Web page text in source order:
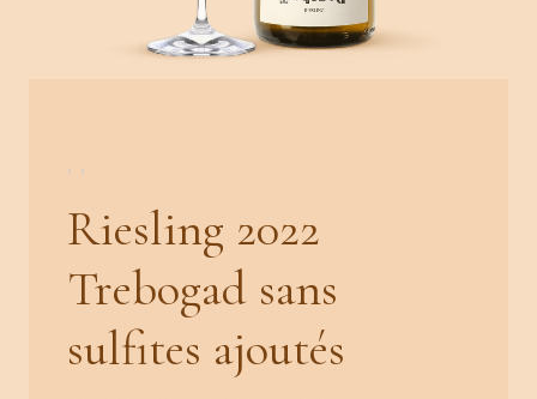
, ,
Riesling 2022
Trebogad sans
sulfites ajoutés